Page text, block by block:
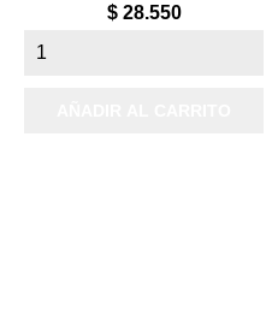
Precio
$ 28.550